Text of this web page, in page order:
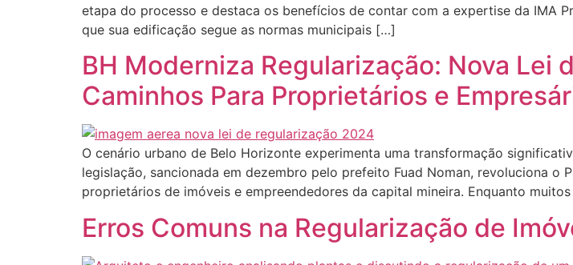
etapa do processo e destaca os benefícios de contar com a expertise da IMA
que sua edificação segue as normas municipais […]
BH Moderniza Regularização: Nova Lei
Caminhos Para Proprietários e
O cenário urbano de Belo Horizonte experimenta uma transformação
legislação, sancionada em dezembro pelo prefeito Fuad Noman, revoluciona
proprietários de imóveis e empreendedores da capital mineira. Enquanto
Erros Comuns na Regularização de